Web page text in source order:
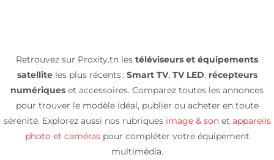
Retrouvez sur Proxity.tn les téléviseurs et équipements
satelliteles plus récents : Smart TV, TV LED, récepteurs
numériques et accessoires. Comparez toutes les annonces
pour trouver le modèle idéal, publier ou acheter en toute
sérénité. Explorez aussi nos rubriques image & sonet appareils
photo et caméraspour compléter votre équipement
multimédia.